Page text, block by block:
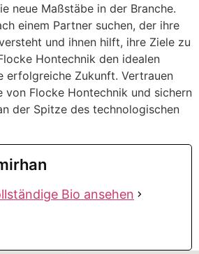
neue Maßstäbe in der Branche.
einem Partner suchen, der ihre
und ihnen hilft, ihre Ziele zu
Hontechnik den idealen
erfolgreiche Zukunft. Vertrauen
von Flocke Hontechnik und sichern
der Spitze des technologischen
Bio ansehen